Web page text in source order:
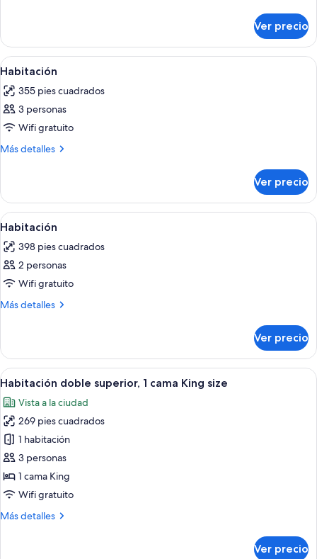
Ver precio
Abrir
todas
las
fotos
de
Habitación
Ropa de cama de alta calidad y
7
Habitación
355 pies cuadrados
3 personas
Wifi gratuito
Más detalles
Más
Ver precio
Abrir
todas
las
fotos
de
Habitación
Ropa de cama de alta calidad y
11
Habitación
398 pies cuadrados
2 personas
Wifi gratuito
Más detalles
Más
Ver precio
Abrir
todas
las
fotos
de
Habitación
doble
superior,
cama
Una habitación de hotel moderna
7
Habitación doble superior, 1 cama King size
Vista a la ciudad
269 pies cuadrados
1 habitación
3 personas
1 cama King
Wifi gratuito
Más detalles
Más
Ver precio